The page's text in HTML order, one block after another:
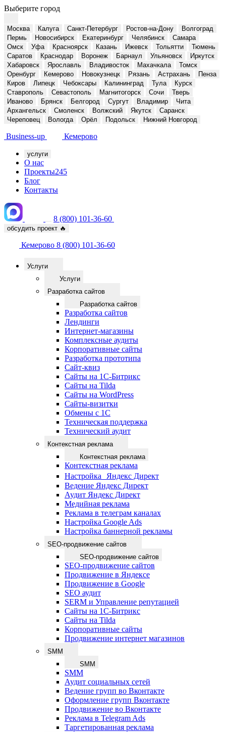
Выберите город
Москва Калуга Санкт-Петербург Ростов-на-Дону
Волгоград
Пермь
Новосибирск Екатеринбург Челябинск
Самара
Омск
Уфа Красноярск Казань Ижевск Тольятти
Тюмень
Саратов
Краснодар Воронеж Барнаул Ульяновск
Иркутск
Хабаровск
Ярославль Владивосток Махачкала
Томск
Оренбург
Кемерово Новокузнецк Рязань Астрахань
Пенза
Киров
Липецк Чебоксары Калининград Тула
Курск
Ставрополь
Севастополь Магнитогорск Сочи
Тверь
Иваново
Брянск Белгород Сургут Владимир
Чита
Архангельск
Смоленск Волжский Якутск
Саранск
Череповец
Вологда Орёл Подольск Нижний Новгород
Business-up Кемерово
услуги
О нас
Проекты245
Блог
Контакты
8 (800) 101-36-60
обсудить проект 🔥
Кемерово 8 (800) 101-36-60
Услуги
Услуги
Разработка сайтов
Разработка сайтов
Разработка сайтов
Лендинги
Интернет-магазины
Комплексные аудиты
Корпоративные сайты
Разработка прототипа
Сайт-квиз
Сайты на 1С-Битрикс
Сайты на Tilda
Сайты на WordPress
Сайты-визитки
Обмены с 1С
Техническая поддержка
Технический аудит
Контекстная реклама
Контекстная реклама
Контекстная реклама
Настройка Яндекс Директ
Ведение Яндекс Директ
Аудит Яндекс Директ
Медийная реклама
Реклама в телеграм каналах
Настройка Google Ads
Настройка баннерной рекламы
SEO-продвижение сайтов
SEO-продвижение сайтов
SEO-продвижение сайтов
Продвижение в Яндексе
Продвижение в Google
SEO аудит
SERM и Управление репутацией
Сайты на 1С-Битрикс
Сайты на Tilda
Корпоративные сайты
Продвижение интернет магазинов
SMM
SMM
SMM
Аудит социальных сетей
Ведение групп во Вконтакте
Оформление групп Вконтакте
Продвижение во Вконтакте
Реклама в Telegram Ads
Таргетированная реклама